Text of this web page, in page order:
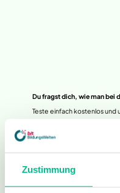
Zustimmung
Du fragst dich, wie man bei
Teste einfach kostenlos